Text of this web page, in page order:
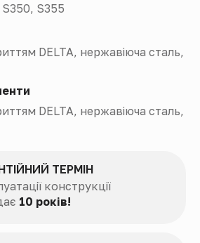
S355
DELTA, нержавіюча сталь,
DELTA, нержавіюча сталь,
ТЕРМІН
конструкції
10 років!